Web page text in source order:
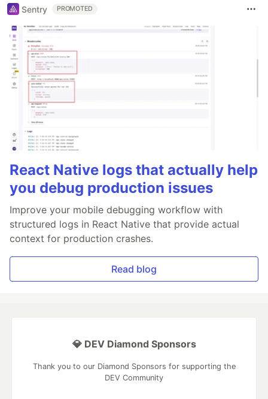
Sentry PROMOTED
React Native logs that actually help
you debug production issues
Improve your mobile debugging workflow with
structured logs in React Native that provide actual
context for production crashes.
Read blog
💎 DEV Diamond Sponsors
Thank you to our Diamond Sponsors for supporting the
DEV Community